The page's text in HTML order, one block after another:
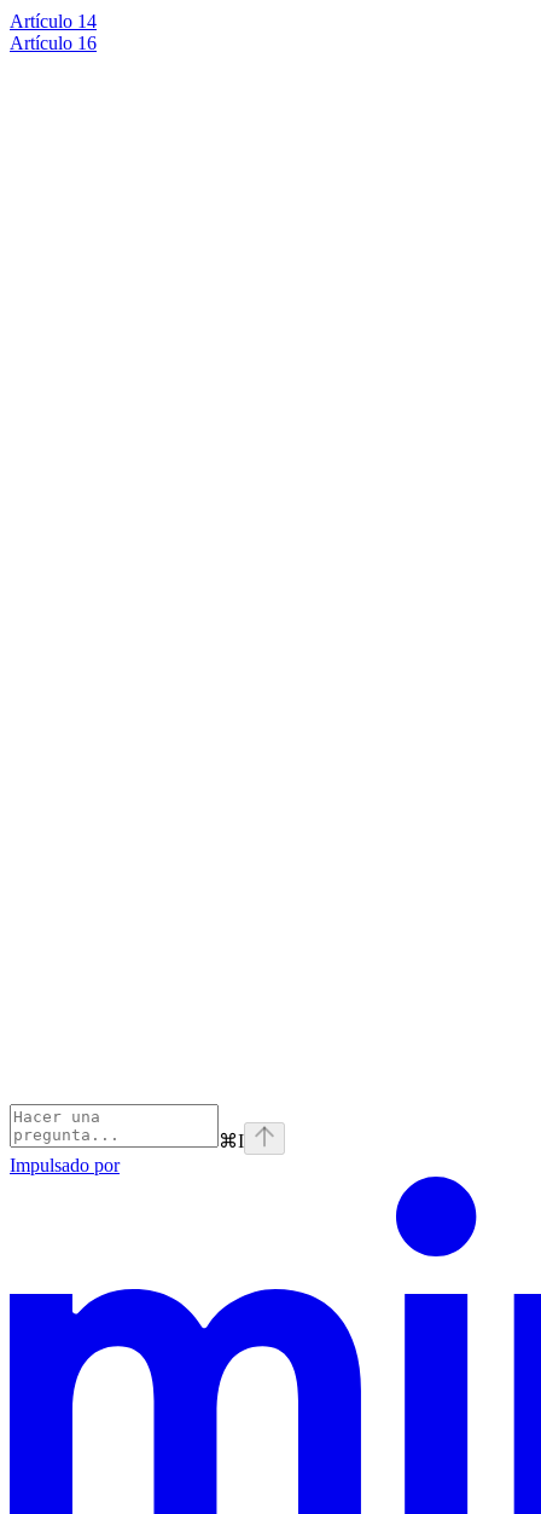
Artículo 14
Artículo 16
⌘I
Impulsado por